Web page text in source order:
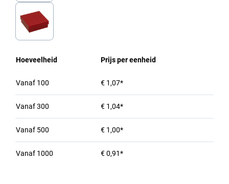
Hoeveelheid Prijs per eenheid
Vanaf 100 € 1,07*
Vanaf300 € 1,04*
Vanaf 500 € 1,00*
Vanaf 1000 € 0,91*